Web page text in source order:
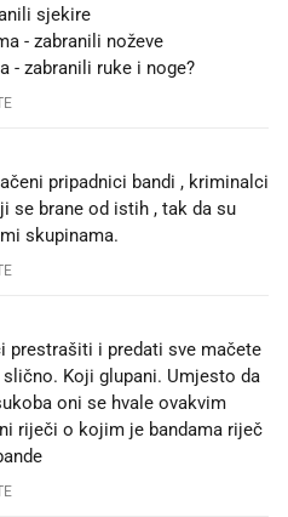
sjekire
- zabranili noževe
- zabranili ruke i noge?
pripadnici bandi , kriminalci
se brane od istih , tak da su
skupinama.
prestrašiti i predati sve mačete
Koji glupani. Umjesto da
oni se hvale ovakvim
riječi o kojim je bandama riječ